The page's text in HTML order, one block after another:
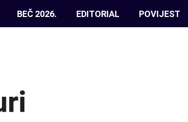
BEČ 2026. EDITORIAL POVIJEST